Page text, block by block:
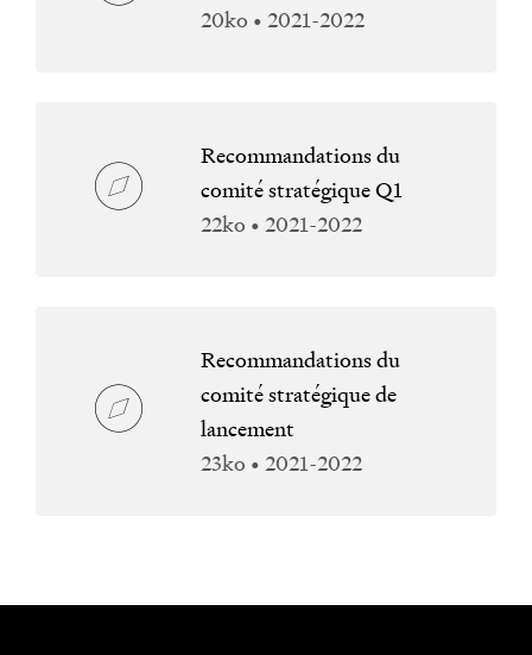
20ko • 2021-2022
Recommandations du
comité stratégique Q1
22ko • 2021-2022
Recommandations du
comité stratégique de
lancement
23ko • 2021-2022